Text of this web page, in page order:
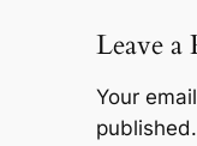
Leave a
Your
published.